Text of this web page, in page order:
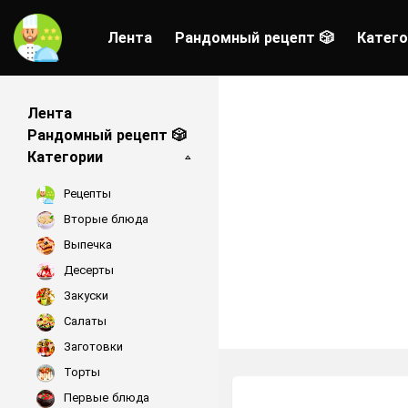
Лента Рандомный рецепт 🎲
Лента
Рандомный рецепт 🎲
Категории
Рецепты
Вторые блюда
Выпечка
Десерты
Закуски
Салаты
Заготовки
Торты
Первые блюда